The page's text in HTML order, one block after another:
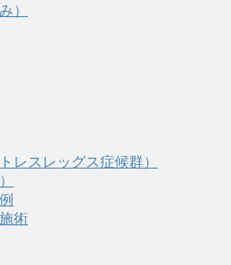
）
レスレッグス症候群）
術